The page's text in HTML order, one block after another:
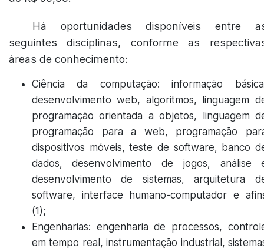
Há oportunidades disponíveis entre
seguintes disciplinas, conforme as
áreas de conhecimento:
Ciência da computação: informação
desenvolvimentoweb, algoritmos, linguagem
programação orientada a objetos, linguagem
programação para a web, programação
dispositivos móveis, teste de software, banco
dados, desenvolvimento de jogos, análise
desenvolvimento de sistemas, arquitetura
software, interface humano-computador e
(1);
Engenharias: engenharia de processos,
em tempo real, instrumentação industrial,